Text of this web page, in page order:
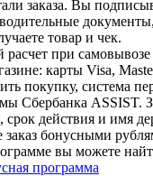
заказа. Вы
товар и чек.
расчет при
карты Visa,
покупку, система
Сбербанка ASSIST.
срок действия и имя
заказ бонусными
вы можете
программа